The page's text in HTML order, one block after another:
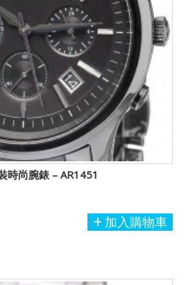
時尚腕錶 – AR1451
加入購物車